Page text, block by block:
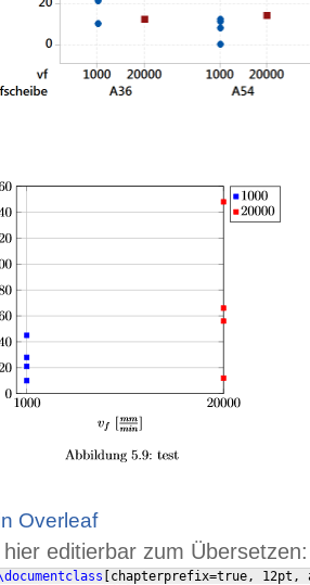
Overleaf
editierbar zum Übersetzen:
[chapterprefix=true, 12pt,